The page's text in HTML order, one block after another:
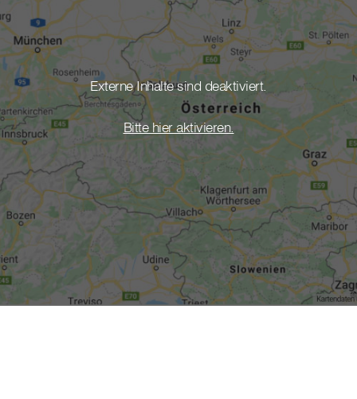
Externe Inhalte sind deaktiviert.
Bitte hier aktivieren.